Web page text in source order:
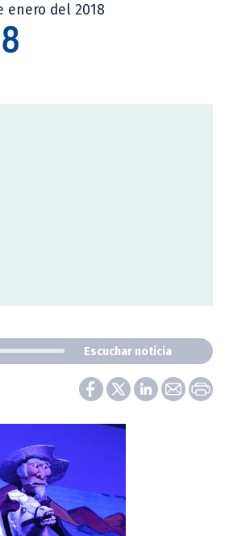
enero del 2018
Escuchar noticia